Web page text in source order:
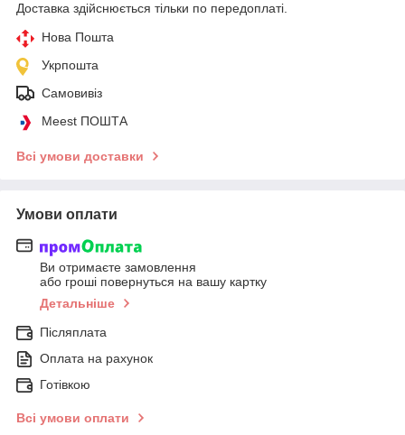
Доставка здійснюється тільки по передоплаті.
Нова Пошта
Укрпошта
Самовивіз
Meest ПОШТА
Всі умови доставки
Умови оплати
Ви отримаєте замовлення
або гроші повернуться на вашу картку
Детальніше
Післяплата
Оплата на рахунок
Готівкою
Всі умови оплати